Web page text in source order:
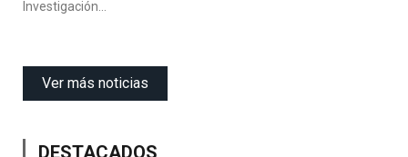
Investigación…
Ver más noticias